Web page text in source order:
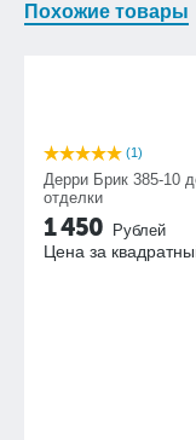
Похожие товары
(1)
Дерри Брик 385-10
отделки
1 450 Рублей
Цена за